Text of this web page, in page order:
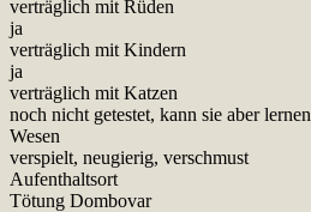
verträglich mit Rüden
ja
verträglich mit Kindern
ja
verträglich mit Katzen
noch nicht getestet, kann sie aber lernen
Wesen
verspielt, neugierig, verschmust
Aufenthaltsort
Tötung Dombovar